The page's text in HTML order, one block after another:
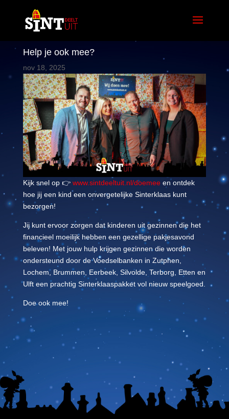
Help je ook mee?
nov 18, 2025
Kijk snel op 👉 www.sintdeeltuit.nl/doemeeen ontdek
hoe jij een kind een onvergetelijke Sinterklaas kunt
bezorgen!
Jij kunt ervoor zorgen dat kinderen uit gezinnen die het
financieel moeilijk hebben een gezellige pakjesavond
beleven! Met jouw hulp krijgen gezinnen die worden
ondersteund door de Voedselbanken in Zutphen,
Lochem, Brummen, Eerbeek, Silvolde, Terborg, Etten en
Ulft een prachtig Sinterklaaspakket vol nieuw speelgoed.
Doe ook mee!